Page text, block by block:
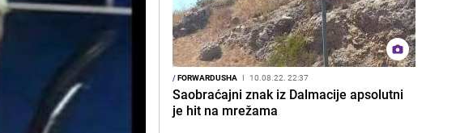
/FORWARDUSHA I 10.08.22. 22:37
Saobraćajni znak iz Dalmacije apsolutni
je hit na mrežama